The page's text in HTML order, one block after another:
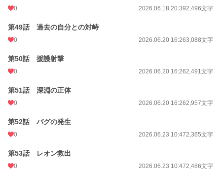
0 2026.06.18 20:392,496文字
第49話 過去の自分との対峙
0 2026.06.20 16:263,088文字
第50話 援護射撃
0 2026.06.20 16:262,491文字
第51話 深淵の正体
0 2026.06.20 16:262,957文字
第52話 バグの発生
0 2026.06.23 10:472,365文字
第53話 レオン救出
0 2026.06.23 10:472,486文字